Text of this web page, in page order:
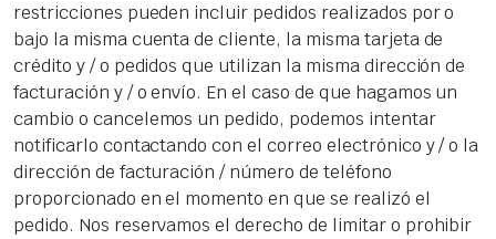
restricciones pueden incluir pedidos realizados por o
bajo la misma cuenta de cliente, la misma tarjeta de
crédito y / o pedidos que utilizan la misma dirección de
facturación y / o envío. En el caso de que hagamos un
cambio o cancelemos un pedido, podemos intentar
notificarlo contactando con el correo electrónico y / o la
dirección de facturación / número de teléfono
proporcionado en el momento en que se realizó el
pedido. Nos reservamos el derecho de limitar o prohibir